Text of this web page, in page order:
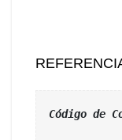
Código de